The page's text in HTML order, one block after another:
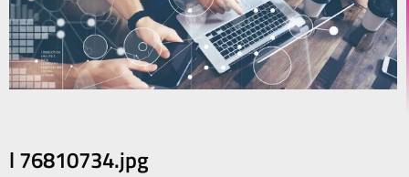
l 76810734.jpg